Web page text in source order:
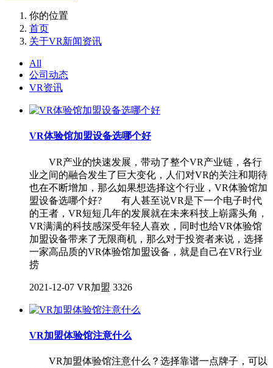
你的位置
首页
关于VR新闻资讯
All
公司动态
VR资讯
VR体验馆加盟设备选哪个好
VR产业的快速发展，带动了整个VR产业链，各行
业之间的融合发生了巨大变化，人们对VR的关注和期待
也在不断增加，那么如果想选择这个行业，VR体验馆加
盟设备选哪个好? 有人甚至说VR是下一个电子时代
的王者，VR短短几年的发展就在未来科技上崭露头角，
VR满满的科技感深受年轻人喜欢，同时也给VR体验馆
加盟设备带来了无限商机，那么对于投资者来说，选择
一家高品质的VR体验馆加盟设备，就是自己在VR行业
捞
2021-12-07 VR加盟 3326
VR加盟体验馆注意什么
VR加盟体验馆注意什么？选择靠谱一点牌子，可以